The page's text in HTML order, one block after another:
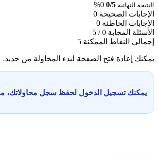
النتيجة النهائية 0/5
0%
الإجابات الصحيحة 0
الإجابات الخاطئة 0
الأسئلة المجابة 0 / 5
إجمالي النقاط الممكنة 5
يمكنك إعادة فتح الصفحة لبدء المحاولة من جديد.
يمكنك تسجيل الدخول لحفظ سجل محاولاتك،